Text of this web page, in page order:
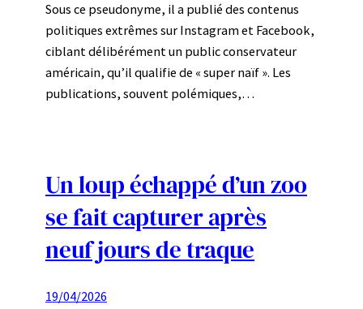
Sous ce pseudonyme, il a publié des contenus
politiques extrêmes sur Instagram et Facebook,
ciblant délibérément un public conservateur
américain, qu’il qualifie de « super naïf ». Les
publications, souvent polémiques,…
Un loup échappé d’un zoo
se fait capturer après
neuf jours de traque
19/04/2026